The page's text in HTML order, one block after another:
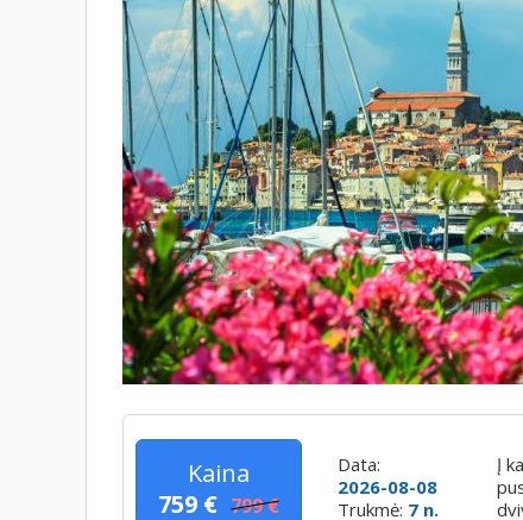
Kaina
759 € 799 €
Data:
2026-08-08
Trukmė: 7 n.
Į